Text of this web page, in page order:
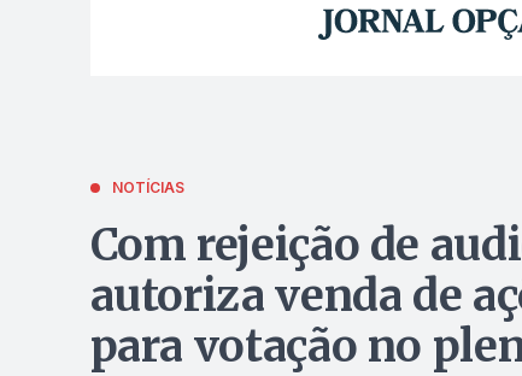
NOTÍCIAS
Com rejeição de
autoriza venda de
para votação no